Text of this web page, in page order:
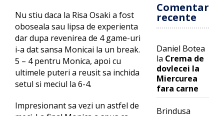
Nu stiu daca la Risa Osaki a fost
oboseala sau lipsa de experienta
dar dupa revenirea de 4 game-uri
i-a dat sansa Monicai la un break.
5 – 4 pentru Monica, apoi cu
ultimele puteri a reusit sa inchida
setul si meciul la 6-4.
Impresionant sa vezi un astfel de
Comentarii
recente
Daniel Botea
la Crema de
dovlecei la
Miercurea
fara carne
Brindusa